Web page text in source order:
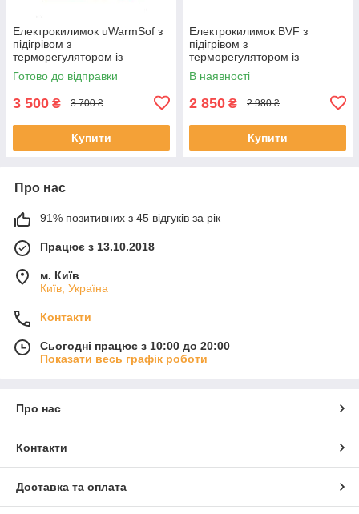
Електрокилимок uWarmSof з
підігрівом з
терморегулятором із
таймером, 50х100 см
Готово до відправки
3 500 ₴ 3 700 ₴
Купити
Електрокилимок BVF з
підігрівом з
терморегулятором із
таймером, 50х100 см
В наявності
2 850 ₴ 2 980 ₴
Купити
Про нас
91% позитивних з 45 відгуків за рік
Працює з 13.10.2018
м. Київ
Київ, Україна
Контакти
Сьогодні працює з 10:00 до 20:00
Показати весь графік роботи
Про нас
Контакти
Доставка та оплата